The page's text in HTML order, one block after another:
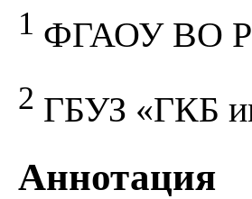
1 ФГАОУ ВО
2 ГБУЗ «ГКБ
Аннотация